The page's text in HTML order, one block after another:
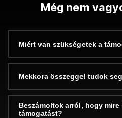
Még nem
Miért van szükségetek a
Mekkora összeggel tudok
Beszámoltok arról, hogy
támogatást?